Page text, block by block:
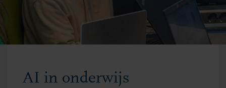
AI in onderwijs